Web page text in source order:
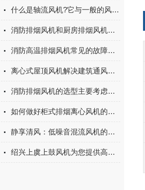
什么是轴流风机?它与一般的风机有什么不同?
消防排烟风机和厨房排烟风机的区别
消防高温排烟风机常见的故障解决方法有哪些
离心式屋顶风机解决建筑通风问题的理想选择
消防排烟风机的选型主要考虑以下几个因素
如何做好柜式排烟离心风机的日常保养与维护工作
静享清风：低噪音混流风机的降噪技术与应用新境
绍兴上虞上鼓风机为您提供高压风机选择5大注意事项